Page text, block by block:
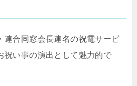
連合同窓会長連名の祝電サービ
祝い事の演出として魅力的で